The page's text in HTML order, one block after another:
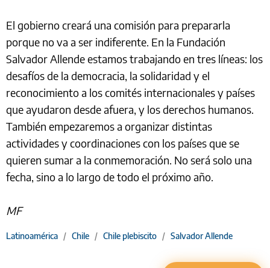
El gobierno creará una comisión para prepararla
porque no va a ser indiferente. En la Fundación
Salvador Allende estamos trabajando en tres líneas: los
desafíos de la democracia, la solidaridad y el
reconocimiento a los comités internacionales y países
que ayudaron desde afuera, y los derechos humanos.
También empezaremos a organizar distintas
actividades y coordinaciones con los países que se
quieren sumar a la conmemoración. No será solo una
fecha, sino a lo largo de todo el próximo año.
MF
Latinoamérica / Chile / Chile plebiscito / Salvador Allende